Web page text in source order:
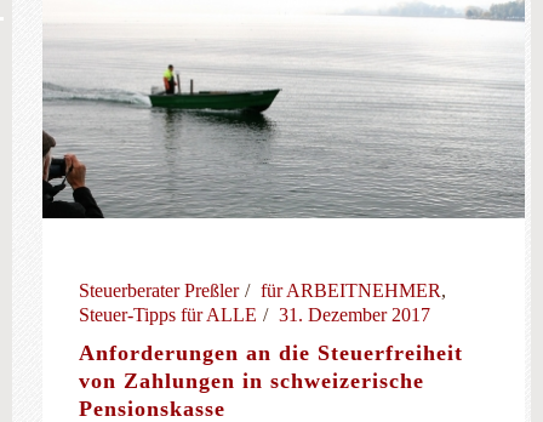
Steuerberater Preßler für ARBEITNEHMER,
Steuer-Tipps für ALLE
31. Dezember 2017
Anforderungen an die Steuerfreiheit
von Zahlungen in schweizerische
Pensionskasse